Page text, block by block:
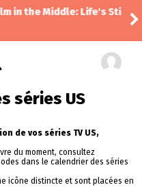
in the Middle: Life's Still
Lily
séries US
de vos séries TV US,
du moment, consultez
dans le calendrier des séries
icône distincte et sont placées en